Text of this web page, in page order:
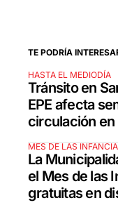
TE PODRÍA
HASTA EL MEDIODÍA
Tránsito en
EPE afecta
circulación en
MES DE LAS
La
el Mes de las
gratuitas en